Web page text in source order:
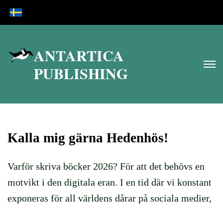
ANTARTICA
PUBLISHING
Kalla mig gärna Hedenhös!
Varför skriva böcker 2026? För att det behövs en
motvikt i den digitala eran. I en tid där vi konstant
exponeras för all världens dårar på sociala medier,